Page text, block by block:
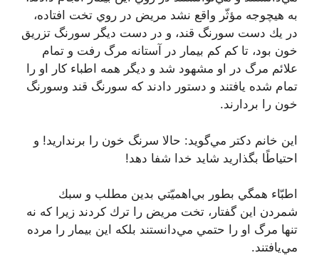
به هيچوجه مؤثّر واقع نشد مريض در روي تخت افتاده،
در يك دست سورنگ قند، و در دست ديگر سورنگ تزريق
خون بود، تا كم كم بيمار در آستانه مرگ رفت و تمام
علائم مرگ در او مشهود شد و ديگر همه اطباء كار او را
تمام شده يافتند و دستور دادند كه سورنگ قند وسورنگ
خون را بردارند.
اين خانم دكتر مي‌گويد: حالا سرنگ خون را برنداريد! و
احتياطًا بگذاريد شايد خدا شفا دهد!
اطبّاء همگي بطور بي‌اهميّتي بدين مطلب و سبك
شمردن اين گفتار، تخت مريض را ترك كردند زيرا كه نه
تنها مرگ او را حتمي مي‌دانستند بلكه اين بيمار را مرده
مي‌يافتند.